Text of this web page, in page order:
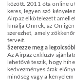
között. 2011 óta online
keres, legyen szó
Airpaz elkötelezett
kínálja Önnek, az Ön
szerezhet, amely
terveit.
Szerezze meg a
Az Airpaz exkluzív
lehetővé teszik, hogy
kedvezményes árak
minőség vagy a